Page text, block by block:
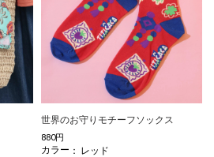
世界のお守りモチーフソックス
880円
カラー
レッド